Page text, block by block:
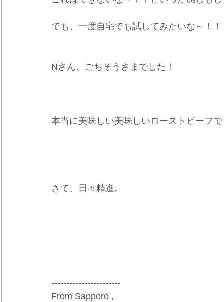
でも、一度自宅でも試してみたいな～！
Nさん、ごちそうさまでした！
本当に美味しい美味しいローストビーフ
さて、日々精進。
-----------------------
From Sapporo ,